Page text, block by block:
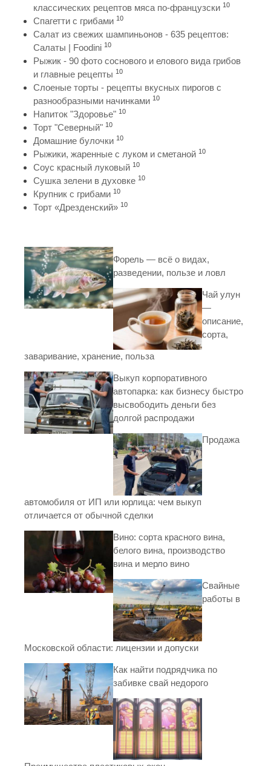
классических рецептов мяса по-французски 10
Спагетти с грибами 10
Салат из свежих шампиньонов - 635 рецептов:
Салаты | Foodini 10
Рыжик - 90 фото соснового и елового вида грибов
и главные рецепты 10
Слоеные торты - рецепты вкусных пирогов с
разнообразными начинками 10
Напиток "Здоровье" 10
Торт "Северный" 10
Домашние булочки 10
Рыжики, жаренные с луком и сметаной 10
Соус красный луковый 10
Сушка зелени в духовке 10
Крупник с грибами 10
Торт «Дрезденский» 10
Форель — всё о видах,
разведении, пользе и ловл
Чай улун
—
описание,
сорта,
заваривание, хранение, польза
Выкуп корпоративного
автопарка: как бизнесу быстро
высвободить деньги без
долгой распродажи
Продажа
автомобиля от ИП или юрлица: чем выкуп
отличается от обычной сделки
Вино: сорта красного вина,
белого вина, производство
вина и мерло вино
Свайные
работы в
Московской области: лицензии и допуски
Как найти подрядчика по
забивке свай недорого